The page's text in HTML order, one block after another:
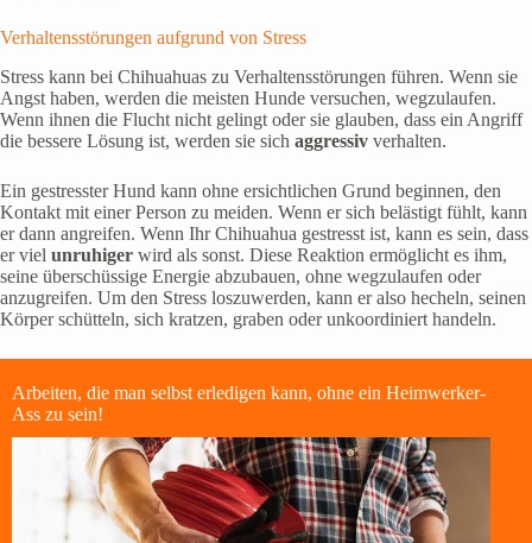
Verhaltensstörungen aufgrund von Stress
Stress kann bei Chihuahuas zu Verhaltensstörungen führen. Wenn sie
Angst haben, werden die meisten Hunde versuchen, wegzulaufen.
Wenn ihnen die Flucht nicht gelingt oder sie glauben, dass ein Angriff
die bessere Lösung ist, werden sie sich aggressiv verhalten.
Ein gestresster Hund kann ohne ersichtlichen Grund beginnen, den
Kontakt mit einer Person zu meiden. Wenn er sich belästigt fühlt, kann
er dann angreifen. Wenn Ihr Chihuahua gestresst ist, kann es sein, dass
er viel unruhiger wird als sonst. Diese Reaktion ermöglicht es ihm,
seine überschüssige Energie abzubauen, ohne wegzulaufen oder
anzugreifen. Um den Stress loszuwerden, kann er also hecheln, seinen
Körper schütteln, sich kratzen, graben oder unkoordiniert handeln.
Arbeiten, die man selbst erledigen kann, ohne ein Heimwerker-
Ass zu sein!